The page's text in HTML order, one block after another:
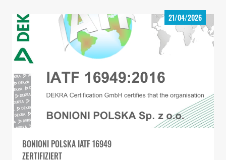
BONIONI POLSKA IATF 16949
ZERTIFIZIERT
21/04/2026